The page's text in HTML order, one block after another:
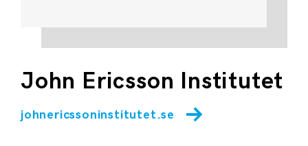
John Ericsson Institutet
johnericssoninstitutet.se